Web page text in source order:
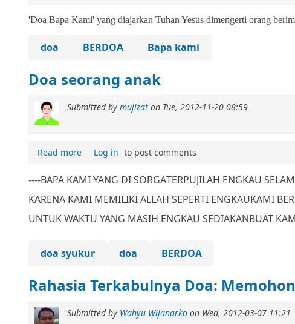
'Doa Bapa Kami' yang diajarkan Tuhan Yesus dimengerti orang
doa BERDOA Bapa kami
Doa seorang anak
Submitted by mujizat on Tue, 2012-11-20 08:59
Read more Log in to post comments
----BAPA KAMI YANG DI SORGATERPUJILAH ENGKAU
KARENA KAMI MEMILIKI ALLAH SEPERTI ENGKAUKAMI
UNTUK WAKTU YANG MASIH ENGKAU SEDIAKANBUAT
doa syukur doa BERDOA
Rahasia Terkabulnya Doa:
Submitted by Wahyu Wijanarko on Wed, 2012-03-07 11:21